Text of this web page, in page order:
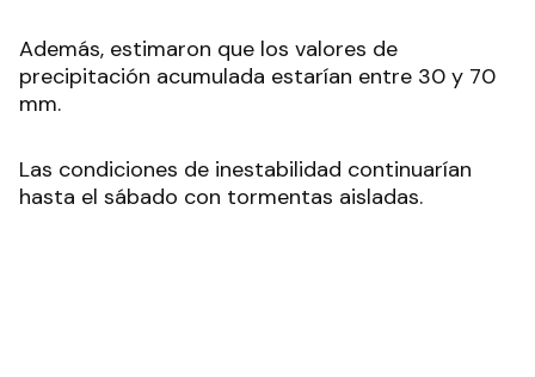
Además, estimaron que los valores de
precipitación acumulada estarían entre 30 y 70
mm.
Las condiciones de inestabilidad continuarían
hasta el sábado con tormentas aisladas.